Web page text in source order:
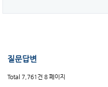
질문답변
Total 7,761건 8 페이지